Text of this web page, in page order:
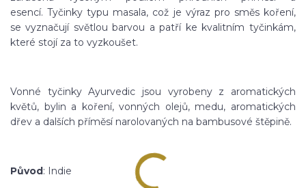
esencí. Tyčinky typu masala, což je výraz pro směs koření,
se vyznačují světlou barvou a patří ke kvalitním tyčinkám,
které stojí za to vyzkoušet.
Vonné tyčinky Ayurvedic jsou vyrobeny z aromatických
květů, bylin a koření, vonných olejů, medu, aromatických
dřev a dalších příměsí narolovaných na bambusové štěpině.
Původ: Indie